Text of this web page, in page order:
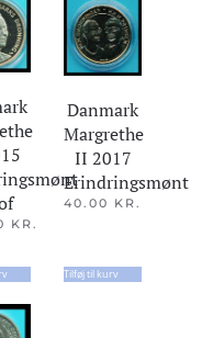
KR.
Danmark
Margrethe
II 2017
Erindringsmønt
40.00 KR.
Tilføj til kurv